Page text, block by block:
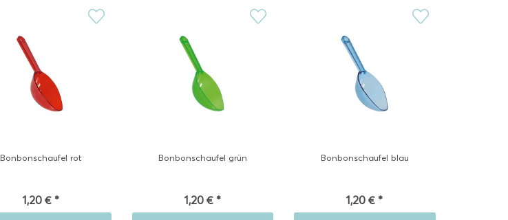
Bonbonschaufel rot
1,20 € *
Bonbonschaufel grün
1,20 € *
Bonbonschaufel blau
1,20 € *